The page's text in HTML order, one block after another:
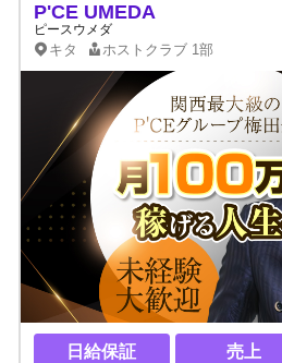
P'CE UMEDA
ピースウメダ
キタ ホストクラブ 1部
日給保証 売上